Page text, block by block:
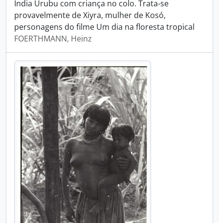
Índia Urubu com criança no colo. Trata-se
provavelmente de Xiyra, mulher de Kosó,
personagens do filme Um dia na floresta tropical
FOERTHMANN, Heinz